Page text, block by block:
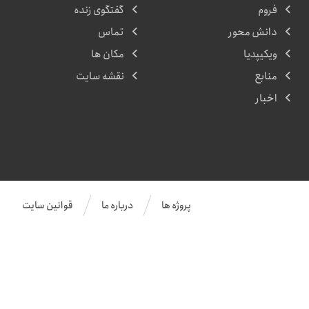
فروم
دانش محور
ویکیپدیا
منابع
اخبار
گفتگوی زنده
تماس
مکان ها
نقشه سایت
قوانین سایت درباره ما پروژه ها